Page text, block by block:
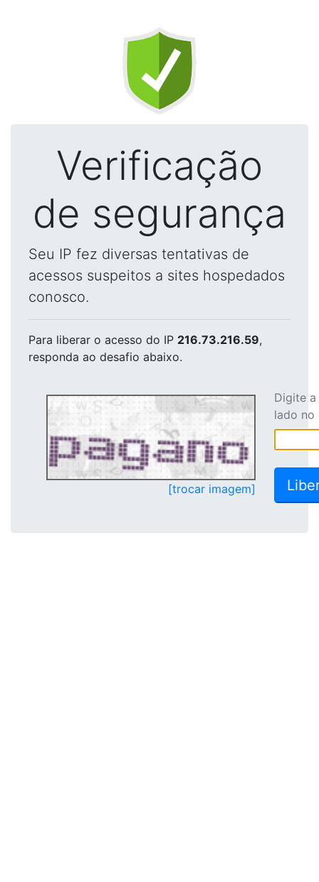
Verificação
de segurança
Seu IP fez diversas tentativas de
acessos suspeitos a sites hospedados
conosco.
Para liberar o acesso do IP 216.73.216.59,
responda ao desafio abaixo.
[trocar imagem]
Digite
lado no